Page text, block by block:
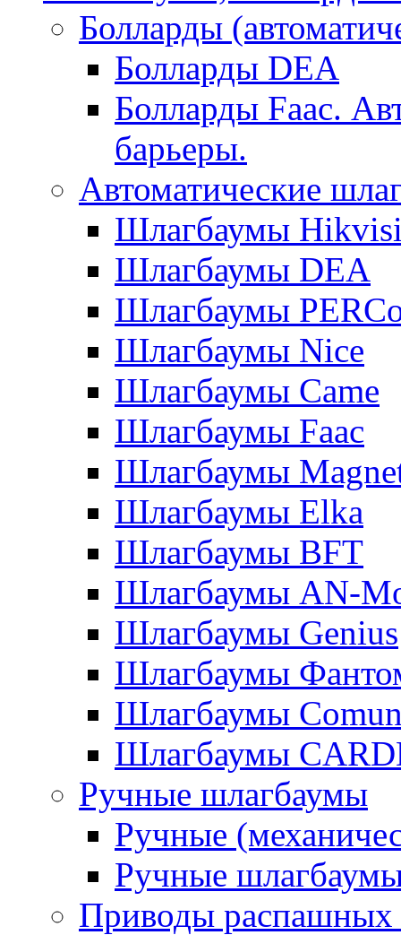
Болларды
Болларды DEA
Болларды Faac.
барьеры.
Автоматические
Шлагбаумы
Шлагбаумы DEA
Шлагбаумы
Шлагбаумы Nice
Шлагбаумы Came
Шлагбаумы Faac
Шлагбаумы
Шлагбаумы Elka
Шлагбаумы BFT
Шлагбаумы AN-
Шлагбаумы Genius
Шлагбаумы
Шлагбаумы
Шлагбаумы
Ручные шлагбаумы
Ручные
Ручные
Приводы распашных